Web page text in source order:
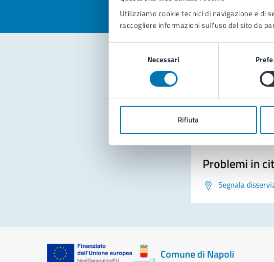
Utilizziamo cookie tecnici di navigazione e di
raccogliere informazioni sull'uso del sito da
Necessari
Rifiuta
Contatta il
Leggi le
Prenota
Problemi in
Segnala
Comune di Napoli